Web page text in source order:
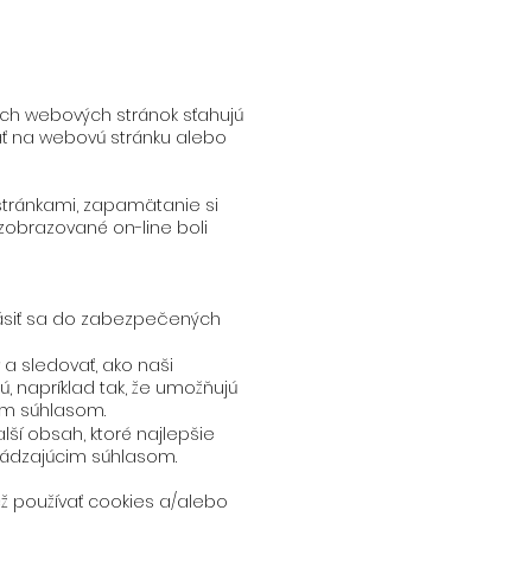
webových stránok sťahujú
na webovú stránku alebo
zapamätanie si
on-line boli
sa do zabezpečených
sledovať, ako naši
napríklad tak, že umožňujú
súhlasom.
obsah, ktoré najlepšie
súhlasom.
používať cookies a/alebo